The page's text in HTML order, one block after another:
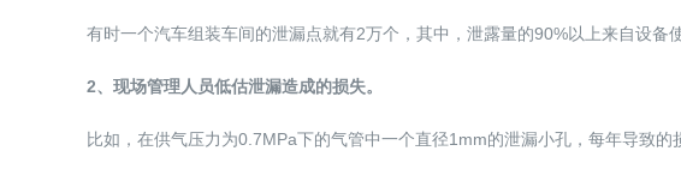
有时一个汽车组装车间的泄漏点就有2万个，其中，泄露量的90%以上来自设备
2、现场管理人员低估泄漏造成的损失。
比如，在供气压力为0.7MPa下的气管中一个直径1mm的泄漏小孔，每年导致